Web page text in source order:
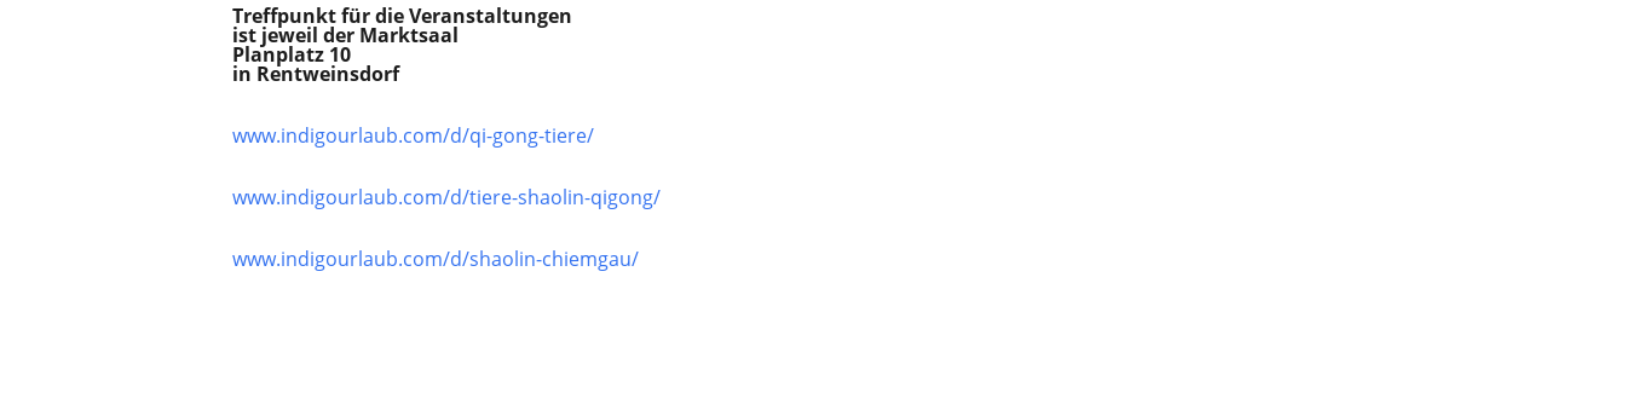
Treffpunkt für die Veranstaltungen
ist jeweil der Marktsaal
Planplatz 10
in Rentweinsdorf
www.indigourlaub.com/d/qi-gong-tiere/
www.indigourlaub.com/d/tiere-shaolin-qigong/
www.indigourlaub.com/d/shaolin-chiemgau/